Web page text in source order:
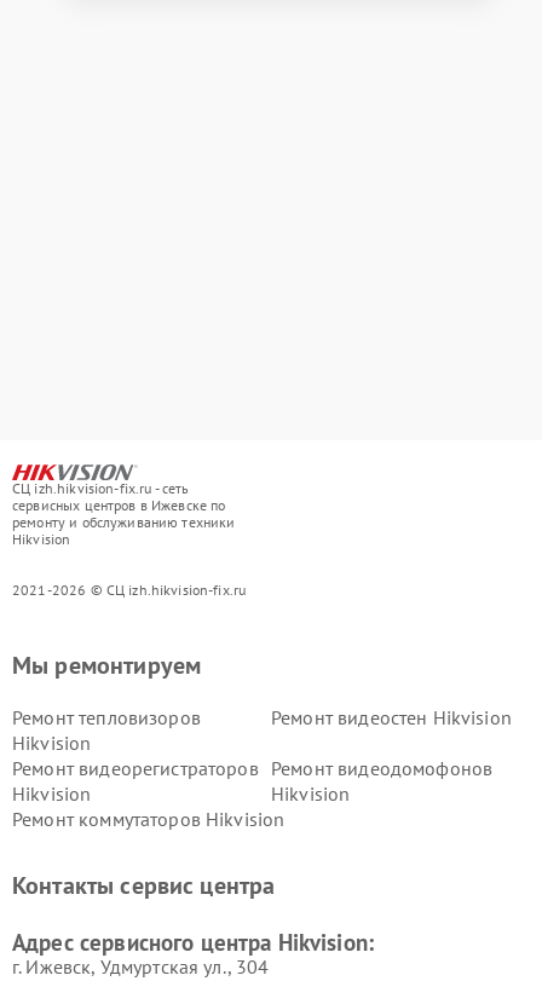
СЦ izh.hikvision-fix.ru - сеть
сервисных центров в Ижевске по
ремонту и обслуживанию техники
Hikvision
2021-2026 © СЦ izh.hikvision-fix.ru
Мы ремонтируем
Ремонт тепловизоров
Hikvision
Ремонт видеостен Hikvision
Ремонт видеорегистраторов
Hikvision
Ремонт видеодомофонов
Hikvision
Ремонт коммутаторов Hikvision
Контакты сервис центра
Адрес сервисного центра Hikvision:
г. Ижевск, Удмуртская ул., 304